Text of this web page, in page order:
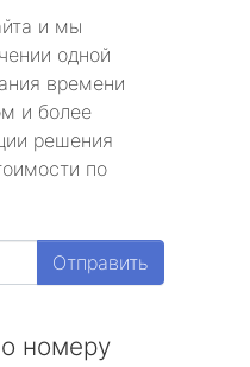
и мы
одной
времени
и более
решения
по
Отправить
номеру